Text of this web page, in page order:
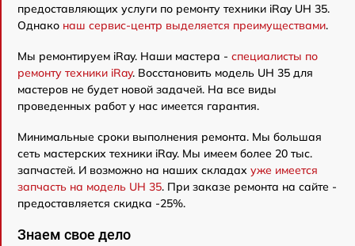
предоставляющих услуги по ремонту техники iRay UH 35.
Однако наш сервис-центр выделяется преимуществами.
Мы ремонтируем iRay. Наши мастера - специалисты по
ремонту техники iRay. Восстановить модель UH 35 для
мастеров не будет новой задачей. На все виды
проведенных работ у нас имеется гарантия.
Минимальные сроки выполнения ремонта. Мы большая
сеть мастерских техники iRay. Мы имеем более 20 тыс.
запчастей. И возможно на наших складах уже имеется
запчасть на модель UH 35. При заказе ремонта на сайте -
предоставляется скидка -25%.
Знаем свое дело